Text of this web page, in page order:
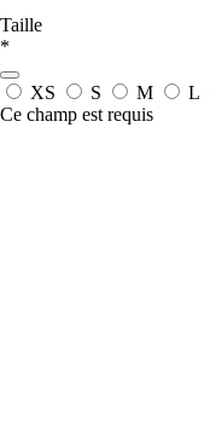
Taille
*
XS S M L
Ce champ est requis